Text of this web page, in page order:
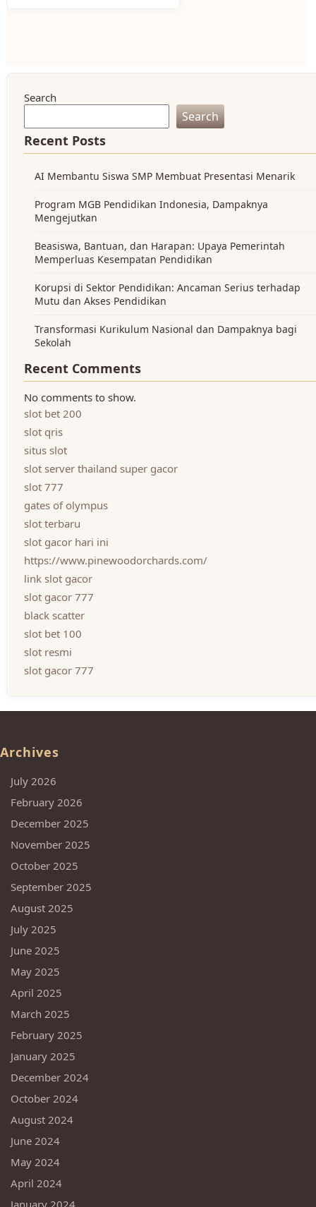
Search
Search
Recent Posts
AI Membantu Siswa SMP Membuat Presentasi Menarik
Program MGB Pendidikan Indonesia, Dampaknya
Mengejutkan
Beasiswa, Bantuan, dan Harapan: Upaya Pemerintah
Memperluas Kesempatan Pendidikan
Korupsi di Sektor Pendidikan: Ancaman Serius terhadap
Mutu dan Akses Pendidikan
Transformasi Kurikulum Nasional dan Dampaknya bagi
Sekolah
Recent Comments
No comments to show.
slot bet 200
slot qris
situs slot
slot server thailand super gacor
slot 777
gates of olympus
slot terbaru
slot gacor hari ini
https://www.pinewoodorchards.com/
link slot gacor
slot gacor 777
black scatter
slot bet 100
slot resmi
slot gacor 777
Archives
July 2026
February 2026
December 2025
November 2025
October 2025
September 2025
August 2025
July 2025
June 2025
May 2025
April 2025
March 2025
February 2025
January 2025
December 2024
October 2024
August 2024
June 2024
May 2024
April 2024
January 2024